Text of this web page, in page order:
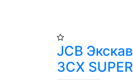
JCB
3CX SUPER